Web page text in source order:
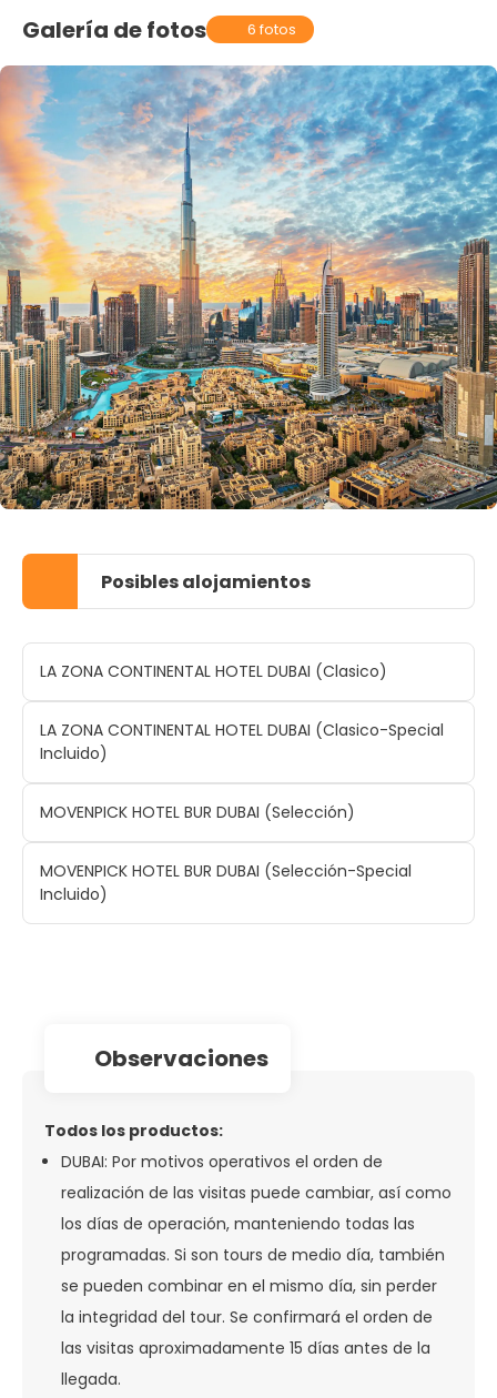
Galería de fotos 6 fotos
Posibles alojamientos
LA ZONA CONTINENTAL HOTEL DUBAI (Clasico)
LA ZONA CONTINENTAL HOTEL DUBAI (Clasico-Special
Incluido)
MOVENPICK HOTEL BUR DUBAI (Selección)
MOVENPICK HOTEL BUR DUBAI (Selección-Special
Incluido)
observaciones
Todos los productos:
DUBAI: Por motivos operativos el orden de
realización de las visitas puede cambiar, así como
los días de operación, manteniendo todas las
programadas. Si son tours de medio día, también
se pueden combinar en el mismo día, sin perder
la integridad del tour. Se confirmará el orden de
las visitas aproximadamente 15 días antes de la
llegada.